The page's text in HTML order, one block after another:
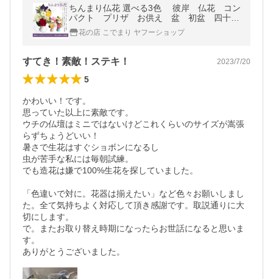
ちんまり仏花 選べる3色 彼岸 仏花 コン
パクト プリザ お供え 盆 初盆 四十九
日 一周忌 命日 仏 ペット 霊前
花の店 こでまり ヤフーショップ
すてき！素敵！ステキ！ 2023/7/20
5
かわいい！です。
思っていた以上に素敵です。
ウチの仏壇はミニではないけどこれくらいのサイズが嵩張
らずちょうどいい！
暑さで生花はすぐショボンになるし
虫が苦手な私には毎朝試練。
でも造花は嫌で100%生花を探していました。
「色違いで対に。花器は揃えたい」など色々お願いしまし
た。全て気持ちよく対応して頂き感謝です。取説通りに大
切にします。
で。またお取り替え時期になったらお世話になると思いま
す。
ありがとうございました。